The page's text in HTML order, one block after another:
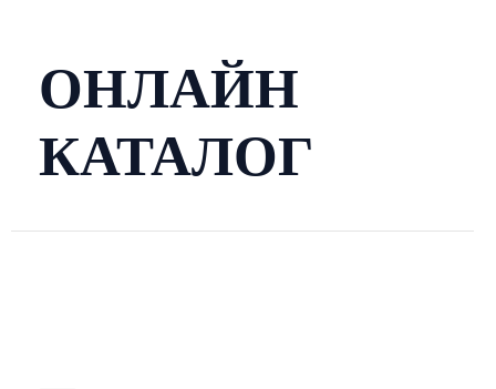
ОНЛАЙН
КАТАЛОГ